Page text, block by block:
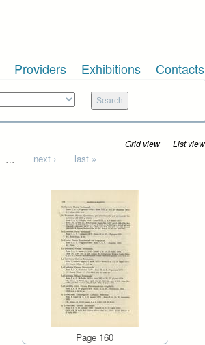
Providers Exhibitions Contacts
Grid view List view
… next › last »
Page 160